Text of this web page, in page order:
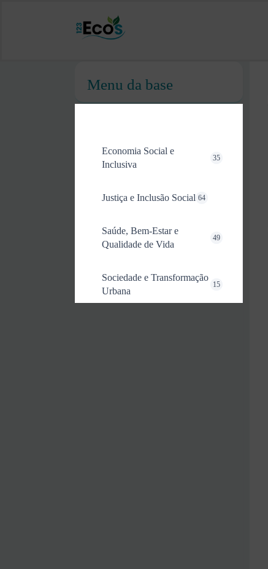
Menu da base
Economia Social e
Inclusiva
35
Justiça e Inclusão Social 64
Saúde, Bem-Estar e
Qualidade de Vida
49
Sociedade e Transformação
Urbana
15